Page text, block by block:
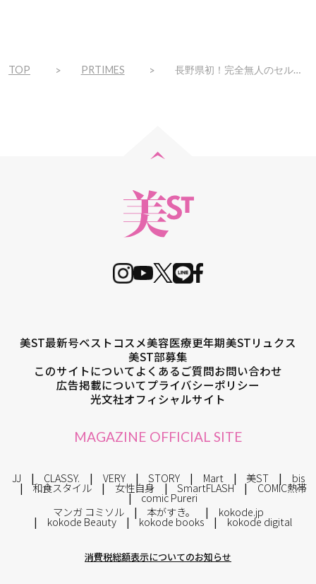
TOP PRTIMES 長野県初！完全無人のセルフ脱毛サロン「ハイジ」、上田中央店が2022年12月3日オープン！
美ST最新号ベストコスメ美容医療更年期美STリュクス
美ST部募集
このサイトについてよくあるご質問お問い合わせ
広告掲載についてプライバシーポリシー
光文社オフィシャルサイト
MAGAZINE OFFICIAL SITE
JJ CLASSY. VERY STORY Mart 美ST bis
和食スタイル 女性自身 SmartFLASH COMIC熱帯
comic Pureri
マンガ コミソル
本がすき。 kokode.jp
kokode Beauty kokode books kokode digital
消費税総額表示についてのお知らせ